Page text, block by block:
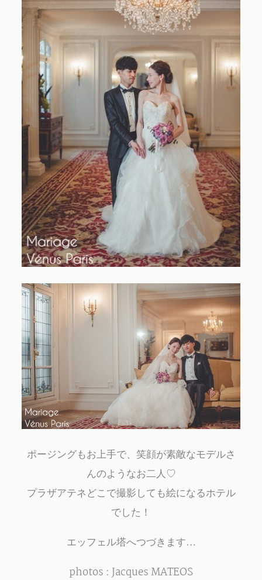
ポージングもお上手で、笑顔が素敵なモデルさ
んのようなお二人♡
プラザアテネどこで撮影しても絵になるホテル
でした！
エッフェル塔へつづきます…
photos : Jacques MATEOS